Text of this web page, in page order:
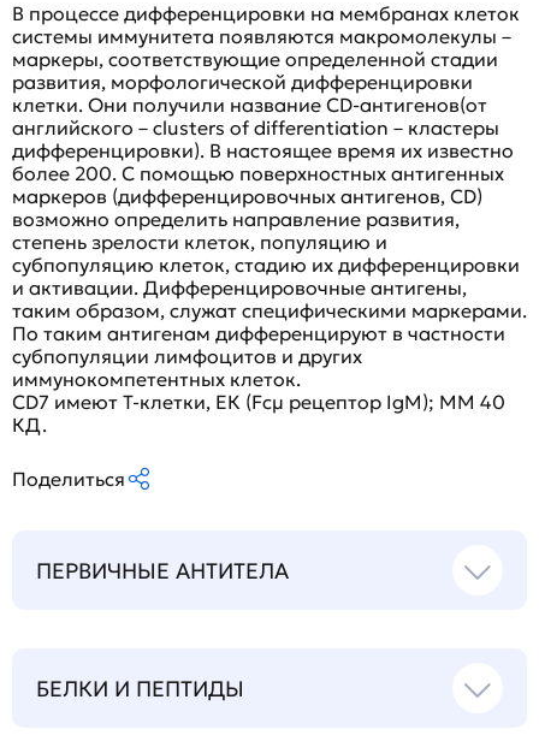
В процессе дифференцировки на мембранах клеток
системы иммунитета появляются макромолекулы –
маркеры, соответствующие определенной стадии
развития, морфологической дифференцировки
клетки. Они получили название CD-антигенов(от
английского – clusters of differentiation – кластеры
дифференцировки). В настоящее время их известно
более 200. С помощью поверхностных антигенных
маркеров (дифференцировочных антигенов, CD)
возможно определить направление развития,
степень зрелости клеток, популяцию и
субпопуляцию клеток, стадию их дифференцировки
и активации. Дифференцировочные антигены,
таким образом, служат специфическими маркерами.
По таким антигенам дифференцируют в частности
субпопуляции лимфоцитов и других
иммунокомпетентных клеток.
CD7 имеют Т-клетки, ЕК (Fcμ рецептор IgM); ММ 40
КД.
Поделиться
ПЕРВИЧНЫЕ АНТИТЕЛА
БЕЛКИ И ПЕПТИДЫ